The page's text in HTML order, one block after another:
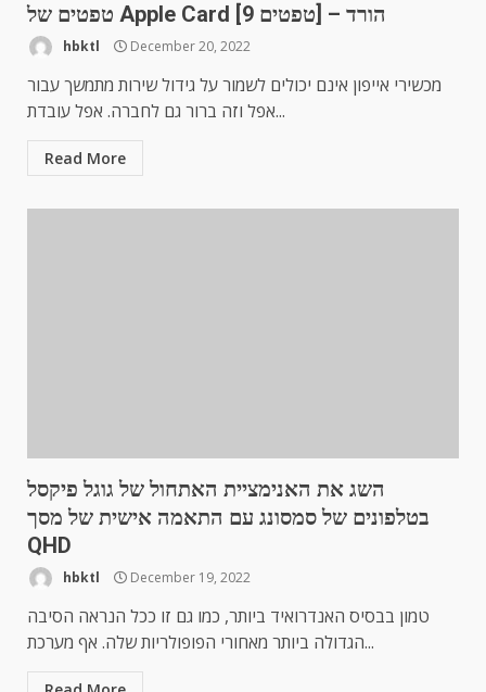
טפטים של Apple Card [9 טפטים] – הורד
hbktl December 20, 2022
מכשירי אייפון אינם יכולים לשמור על גידול שירות מתמשך עבור
אפל וזה ברור גם לחברה. אפל עובדת...
Read More
השג את האנימציית האתחול של גוגל פיקסל
בטלפונים של סמסונג עם התאמה אישית של מסך
QHD
hbktl December 19, 2022
טמון בבסיס האנדרואיד ביותר, כמו גם זו ככל הנראה הסיבה
הגדולה ביותר מאחורי הפופולריות שלה. אף מערכת...